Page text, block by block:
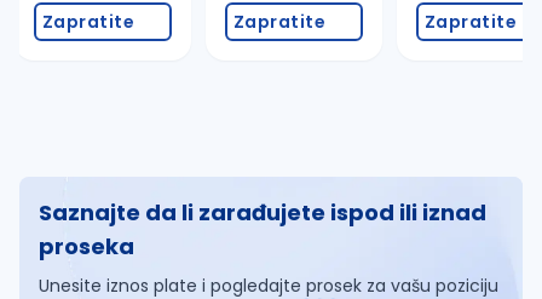
Zapratite Zapratite Zapratite
Saznajte da li zarađujete ispod ili iznad
proseka
Unesite iznos plate i pogledajte prosek za vašu poziciju